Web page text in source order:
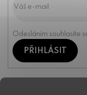
Odesláním souhlasíte
PŘIHLÁSIT